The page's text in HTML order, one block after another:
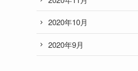
2020年10月
2020年9月